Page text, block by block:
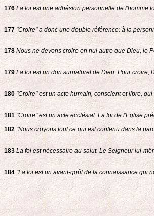
176 La foi est une adhésion personnelle de l'homme
177 "Croire" a donc une double référence: à la
178 Nous ne devons croire en nul autre que Dieu, le
179 La foi est un don surnaturel de Dieu. Pour croire,
180 "Croire" est un acte humain, conscient et libre,
181 "Croire" est un acte ecclésial. La foi de l'Eglise
182 "Nous croyons tout ce qui est contenu dans la
183 La foi est nécessaire au salut. Le Seigneur lui-
184 "La foi est un avant-goût de la connaissance qui